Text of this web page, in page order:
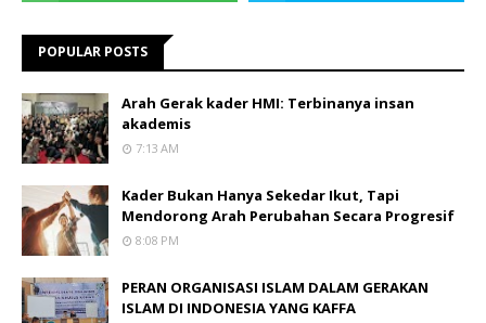
POPULAR POSTS
Arah Gerak kader HMI: Terbinanya insan
akademis
7:13 AM
Kader Bukan Hanya Sekedar Ikut, Tapi
Mendorong Arah Perubahan Secara Progresif
8:08 PM
PERAN ORGANISASI ISLAM DALAM GERAKAN
ISLAM DI INDONESIA YANG KAFFA